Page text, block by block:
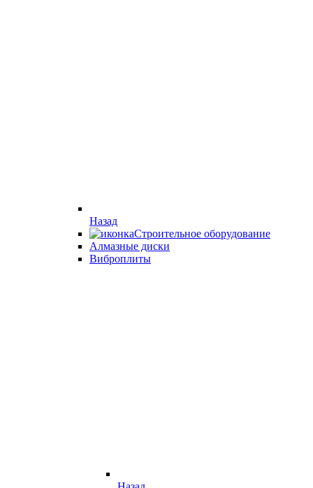
Назад
Строительное оборудование
Алмазные диски
Виброплиты